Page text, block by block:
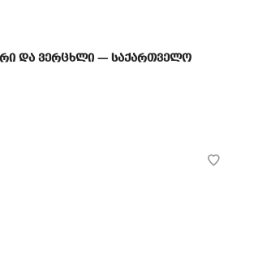
და ვერცხლი — საქართველო